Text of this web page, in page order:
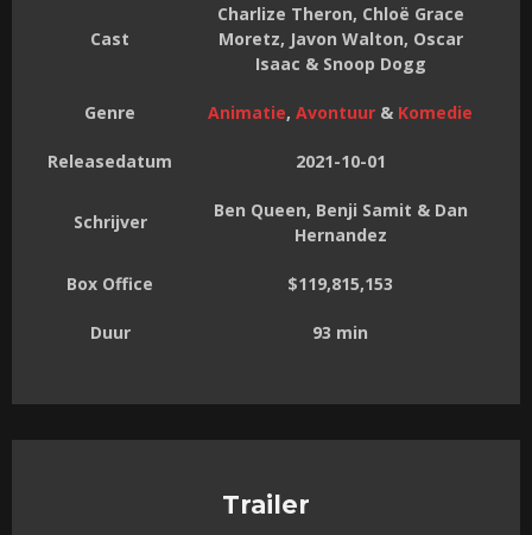
Cast
Charlize Theron, Chloë Grace
Moretz, Javon Walton, Oscar
Isaac & Snoop Dogg
Genre Animatie, Avontuur & Komedie
Releasedatum 2021-10-01
Schrijver
Ben Queen, Benji Samit & Dan
Hernandez
Box Office $119,815,153
Duur 93 min
Trailer